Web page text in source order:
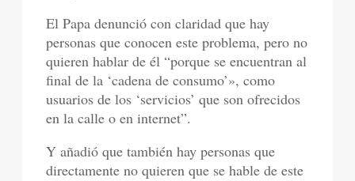
El Papa denunció con claridad que hay
personas que conocen este problema, pero no
quieren hablar de él “porque se encuentran al
final de la ‘cadena de consumo’», como
usuarios de los ‘servicios’ que son ofrecidos
en la calle o en internet”.
Y añadió que también hay personas que
directamente no quieren que se hable de este